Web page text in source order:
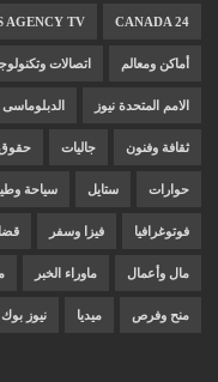
CANADA 24
AGENCY TV
أماكن ومعالم اتصالات
الامم المتحدة نيوز الدبلوماسى
ثقافة وفنون جاليات
حوارات ستايل سياحة
فوتوغرافيا فيزا وسفر
مال وأعمال ماوراء الخبر
منح وفرص ميديا نيوز بوك